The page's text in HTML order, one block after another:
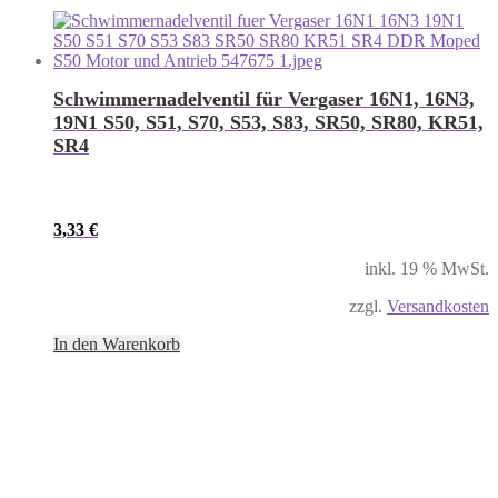
Schwimmernadelventil für Vergaser 16N1, 16N3,
19N1 S50, S51, S70, S53, S83, SR50, SR80, KR51,
SR4
3,33 €
inkl. 19 % MwSt.
zzgl. Versandkosten
In den Warenkorb